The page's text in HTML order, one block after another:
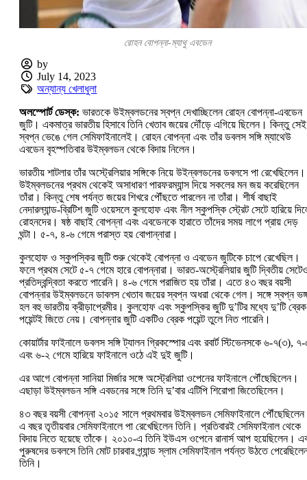
রোহন বোপন্না-ম্যাথু এবডেন
by
July 14, 2023
অন্যান্য খেলাধুলা
অলস্পোর্ট ডেস্ক: ভারতকে উইম্বলডনের স্বপ্ন দেখাচ্ছিলেন রোহন বোপন্না-এবডেন
জুটি। একমাত্র ভারতীয় হিসাবে তিনি খেতাব জয়ের দৌঁড়ে এগিয়ে ছিলেন। কিন্তু সেই
স্বপ্ন ভেঙে গেল সেমিফাইনালেই। রোহন বোপন্না এবং তাঁর ডবলস সঙ্গি ম্যাথেউ
এবডেন বৃহস্পতিবার উইম্বলডন থেকে বিদায় নিলেন।
ভারতীয় শাটলার তাঁর অস্ট্রেলিয়ার সঙ্গিকে নিয়ে উইন্বলডনের ডবলসে পা রেখেছিলেন।
উইম্বলডনের প্রথম থেকেই অসাধারণ পারফরম্যান্স দিয়ে সকলের মন জয় করেছিলেন
তাঁরা। কিন্তু শেষ পর্যন্ত জয়ের শিখরে পৌঁছতে পারলেন না তাঁরা। শীর্ষ বাছাই
নেদারল্যান্ড-ব্রিটিশ জুটি ওয়েসলে কুলহোফ এবং নীল স্কুপস্কি স্ট্রেট সেটে হারিয়ে
রোহনদের। ষষ্ঠ বাছাই বোপন্না এবং এবডেনকে হারাতে তাঁদের সময় লাগে প্রায় দেড়
ঘন্টা। ৫-৭, ৪-৬ গেমে পরাস্ত হয় বোপান্নারা।
কুলহোফ ও স্কুপস্কির জুটি শুরু থেকেই বোপন্না ও এবডেন জুটিকে চাপে রেখেছিল।
ফলে প্রথম সেটে ৫-৭ গেমে হারে বোপন্নারা। ভারত-অস্ট্রেলিয়ার জুটি দ্বিতীয়
প্রতিদ্বন্দ্বিতা করতে পারেনি। ৪-৬ গেমে পরাজিত হয় তাঁরা। এতে ৪৩ বছর বয়সী
বোপন্নার উইম্বলডনে ডাবলস খেতাব জয়ের স্বপ্ন অধরা থেকে গেল। সঙ্গে স্বপ্ন
হল বহু ভারতীয় ক্রীড়াপ্রেমীর। কুলহোফ এবং স্কুপস্কির জুটি দু’টির মধ্যে দু’টি ব্রেক
পয়েন্টই জিতে নেয়। বোপন্নার জুটি একটিও ব্রেক পয়েন্ট তুলে নিত পারেনি।
কোয়ার্টার ফাইনালে ডবলস সঙ্গি ট্যালন গ্রিকস্পোর এবং রবার্ট স্টিভেনসকে ৬-৭(৩),
এবং ৬-২ গেমে হারিয়ে ফাইনালে ওঠে এই দুই জুটি।
এর আগে বোপন্না সানিয়া মির্জার সঙ্গে অস্ট্রেলিয়া ওপেনের ফাইনালে পৌঁছেছিলেন।
এছাড়া উইম্বলডন সঙ্গি এবডনের সঙ্গে তিনি দু’বার এটিপি শিরোপা জিতেছিলেন।
৪৩ বছর বয়সী বোপন্না ২০১৫ সালে প্রথমবার উইম্বলডন সেমিফাইনালে
এ বছর তৃতীয়বার সেমিফাইনালে পা রেখেছিলেন তিনি। প্রতিবারই সেমিফাইনাল থেকে
বিদায় নিতে হয়েছে তাঁকে। ২০১০-এ তিনি ইউএস ওপেনে রানার্স আপ হয়েছিলেন।
পুরুষদের ডবলসে তিনি মোট চারবার গ্র্যান্ড স্লাম সেমিফাইনাল পর্যন্ত উঠতে
তিনি।